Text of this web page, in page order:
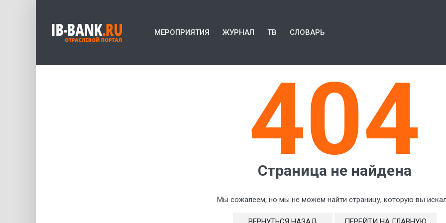
МЕРОПРИЯТИЯ ЖУРНАЛ ТВ СЛОВАРЬ
404
Страница не найдена
Мы сожалеем, но мы не можем найти страницу, которую вы